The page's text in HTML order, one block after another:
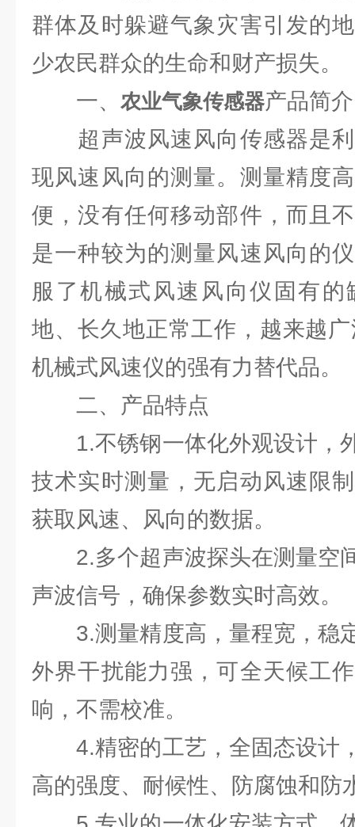
群体及时躲避气象灾害引发的
少农民群众的生命和财产损失。
一、 农业气象传感器产品简介
超声波风速风向传感器是利
现风速风向的测量。测量精度
便，没有任何移动部件，而且
是一种较为的测量风速风向的
服了机械式风速风向仪固有
地、长久地正常工作，越来越
机械式风速仪的强有力替代品。
二、产品特点
1.不锈钢一体化外观设计，
技术实时测量，无启动风速限
获取风速、风向的数据。
2.多个超声波探头在测量空
声波信号，确保参数实时高效。
3.测量精度高，量程宽，稳
外界干扰能力强，可全天候工
响，不需校准。
4.精密的工艺，全固态设计
高的强度、耐候性、防腐蚀和防